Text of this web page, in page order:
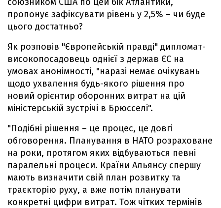
пропонує зафіксувати рівень у 2,5% – чи буде
цього достатньо?
Як розповів "Європейській правді" дипломат-
високопосадовець однієї з держав ЄС на
умовах анонімності, "наразі немає очікувань
щодо ухвалення будь-якого рішення про
новий орієнтир оборонних витрат на цій
міністерській зустрічі в Брюсселі".
"Подібні рішення – це процес, це довгі
обговорення. Планування в НАТО розраховане
на роки, протягом яких відбуваються певні
паралельні процеси. Країни Альянсу спершу
мають визначити свій план розвитку та
траєкторію руху, а вже потім планувати
конкретні цифри витрат. Тож чітких термінів